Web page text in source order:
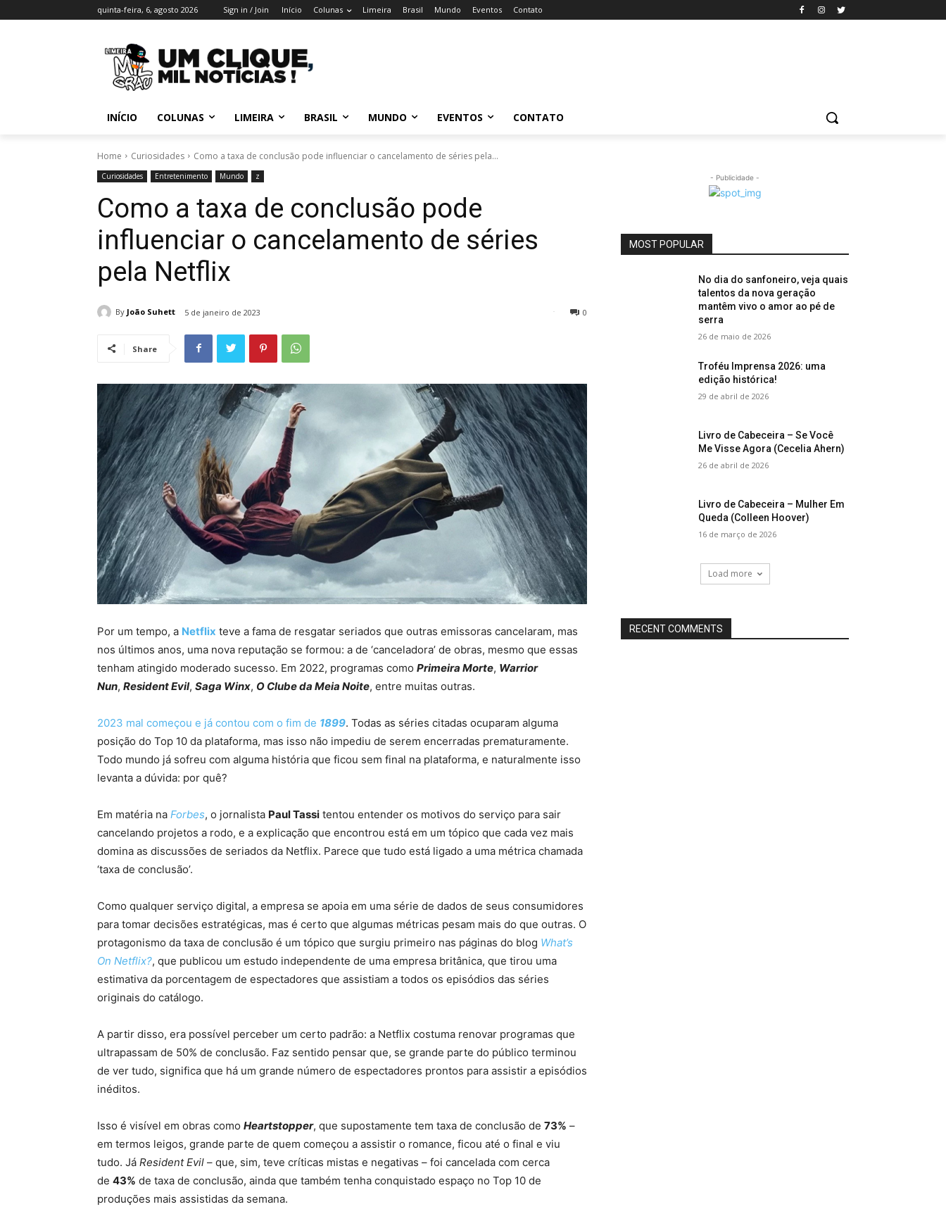
quinta-feira, 6, agosto 2026 Sign in / Join Início Colunas Limeira Brasil Mundo Eventos Contato
INÍCIO COLUNAS LIMEIRA BRASIL MUNDO EVENTOS CONTATO
Home Curiosidades Como a taxa de conclusão pode influenciar o cancelamento de séries pela...
Curiosidades Entretenimento Mundo z
Como a taxa de conclusão pode
influenciar o cancelamento de séries
pela Netflix
By João Suhett 5 de janeiro de 2023 0
Share
Por um tempo, a Netflix teve a fama de resgatar seriados que outras emissoras cancelaram, mas
nos últimos anos, uma nova reputação se formou: a de ‘canceladora’ de obras, mesmo que essas
tenham atingido moderado sucesso. Em 2022, programas como Primeira Morte, Warrior
Nun, Resident Evil, Saga Winx, O Clube da Meia Noite, entre muitas outras.
2023 mal começou e já contou com o fim de 1899. Todas as séries citadas ocuparam alguma
posição do Top 10 da plataforma, mas isso não impediu de serem encerradas prematuramente.
Todo mundo já sofreu com alguma história que ficou sem final na plataforma, e naturalmente isso
levanta a dúvida: por quê?
Em matéria na Forbes, o jornalista Paul Tassi tentou entender os motivos do serviço para sair
cancelando projetos a rodo, e a explicação que encontrou está em um tópico que cada vez mais
domina as discussões de seriados da Netflix. Parece que tudo está ligado a uma métrica chamada
‘taxa de conclusão’.
Como qualquer serviço digital, a empresa se apoia em uma série de dados de seus consumidores
para tomar decisões estratégicas, mas é certo que algumas métricas pesam mais do que outras. O
protagonismo da taxa de conclusão é um tópico que surgiu primeiro nas páginas do blog What’s
On Netflix?, que publicou um estudo independente de uma empresa britânica, que tirou uma
estimativa da porcentagem de espectadores que assistiam a todos os episódios das séries
originais do catálogo.
A partir disso, era possível perceber um certo padrão: a Netflix costuma renovar programas que
ultrapassam de 50% de conclusão. Faz sentido pensar que, se grande parte do público terminou
de ver tudo, significa que há um grande número de espectadores prontos para assistir a episódios
inéditos.
Isso é visível em obras como Heartstopper, que supostamente tem taxa de conclusão de 73% –
em termos leigos, grande parte de quem começou a assistir o romance, ficou até o final e viu
tudo. Já Resident Evil – que, sim, teve críticas mistas e negativas – foi cancelada com cerca
de 43% de taxa de conclusão, ainda que também tenha conquistado espaço no Top 10 de
produções mais assistidas da semana.
- Publicidade -
MOST POPULAR
No dia do sanfoneiro, veja quais
talentos da nova geração
mantêm vivo o amor ao pé de
serra
26 de maio de 2026
Troféu Imprensa 2026: uma
edição histórica!
29 de abril de 2026
Livro de Cabeceira – Se Você
Me Visse Agora (Cecelia Ahern)
26 de abril de 2026
Livro de Cabeceira – Mulher Em
Queda (Colleen Hoover)
16 de março de 2026
Load more
RECENT COMMENTS